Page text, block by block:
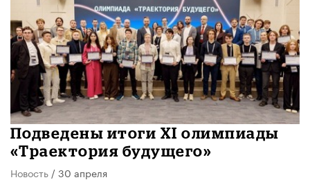
​Подведены итоги XI олимпиады
«Траектория будущего»
Новость / 30 апреля